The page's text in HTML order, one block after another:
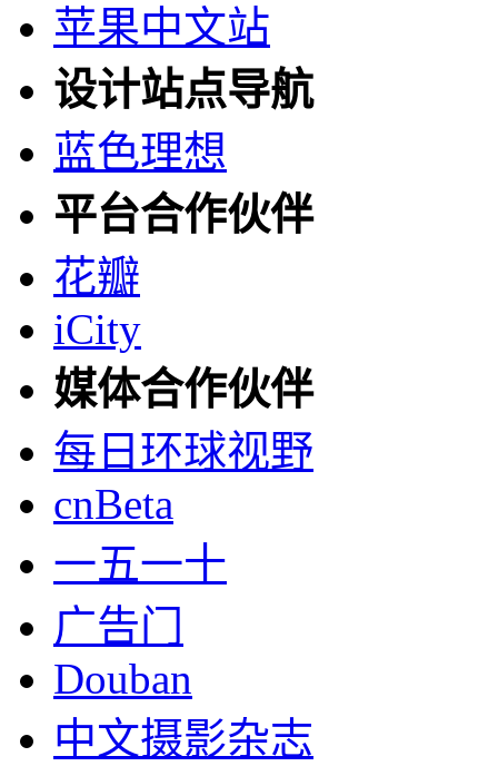
苹果中文站
设计站点导航
蓝色理想
平台合作伙伴
花瓣
iCity
媒体合作伙伴
每日环球视野
cnBeta
一五一十
广告门
Douban
中文摄影杂志